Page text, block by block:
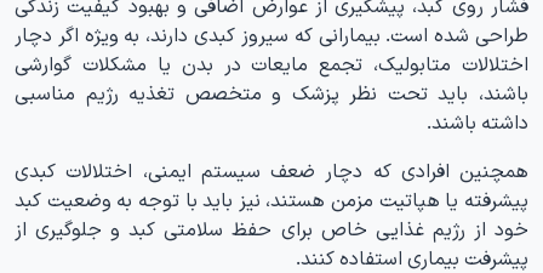
طراحی شده است. بیمارانی که سیروز کبدی دارند، به ویژه اگر دچار
اختلالات متابولیک، تجمع مایعات در بدن یا مشکلات گوارشی
باشند، باید تحت نظر پزشک و متخصص تغذیه رژیم مناسبی
داشته باشند.
همچنین افرادی که دچار ضعف سیستم ایمنی، اختلالات کبدی
پیشرفته یا هپاتیت مزمن هستند، نیز باید با توجه به وضعیت کبد
خود از رژیم غذایی خاص برای حفظ سلامتی کبد و جلوگیری از
پیشرفت بیماری استفاده کنند.